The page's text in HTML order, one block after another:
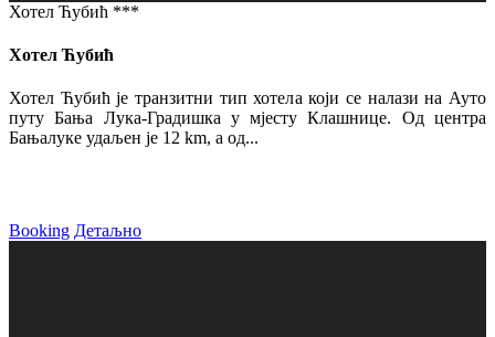
Хотел Ћубић ***
Хотел Ћубић
Хотел Ћубић је транзитни тип хотела који се налази на Ауто
путу Бања Лука-Градишка у мјесту Клашнице. Од центра
Бањалуке удаљен је 12 km, а од...
Booking Детаљно